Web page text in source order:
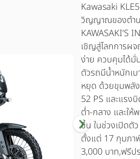
Kawasaki
วิญญาณของตำน
KAWASAKI’S
เชิญสู่โลกการผ
ง่าย ควบคุมได้มั่
ตัวรถมีน้ำหนักเบ
หยุด ด้วยขุมพลัง
52 PS และแรง
ต่ำ-กลาง และให้
ขึ้น ในช่วงเปิดตั
ตั้งแต่ 17 กุมภา
3,000 บาท,ฟรีป